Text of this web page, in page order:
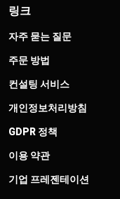
링크
자주 묻는 질문
주문 방법
컨설팅 서비스
개인정보처리방침
GDPR 정책
이용 약관
기업 프레젠테이션